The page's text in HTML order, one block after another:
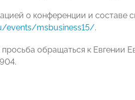
о конференции и составе
events/msbusiness15/.
обращаться к Евгении